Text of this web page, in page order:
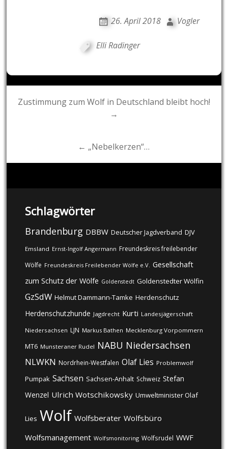
26. April 2018 Vogler
Elli Radinger
Post
Zustimmung zum Wolf in Deutschland bleibt hoch!
→
← „Nebelkerzen“…
Schlagwörter
Brandenburg DBBW Deutscher Jagdverband DJV
Emsland Ernst-Ingolf Angermann Freundeskreis freilebender
Wölfe Freundeskreis Freilebender Wölfe e.V. Gesellschaft
zum Schutz der Wölfe Goldenstedt Goldenstedter Wölfin
GzSdW Helmut Dammann-Tamke Herdenschutz
Herdenschutzhunde Jagdrecht Kurti Landesjägerschaft
Niedersachsen LJN Markus Bathen Mecklenburg Vorpommern
MT6 Munsteraner Rudel NABU Niedersachsen
NLWKN Nordrhein-Westfalen Olaf Lies Problemwolf
Pumpak Sachsen Sachsen-Anhalt Schweiz Stefan
Wenzel Ulrich Wotschikowsky Umweltminister Olaf
Lies Wolf Wolfsberater Wolfsbüro
Wolfsmanagement Wolfsmonitoring Wolfsrudel WWF